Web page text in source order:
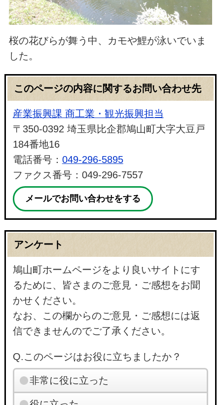
桜の花びらが舞う中、カモや鯉が泳いでいま
した。
このページの内容に関するお問い合わせ先
産業振興課 商工業・観光振興担当
〒350-0392 埼玉県比企郡鳩山町大字大豆戸
184番地16
電話番号： 049-296-5895
ファクス番号：049-296-7557
メールでお問い合わせをする
アンケート
鳩山町ホームページをより良いサイトにす
るために、皆さまのご意見・ご感想をお聞
かせください。
なお、この欄からのご意見・ご感想には返
信できませんのでご了承ください。
Q.このページはお役に立ちましたか？
非常に役に立った